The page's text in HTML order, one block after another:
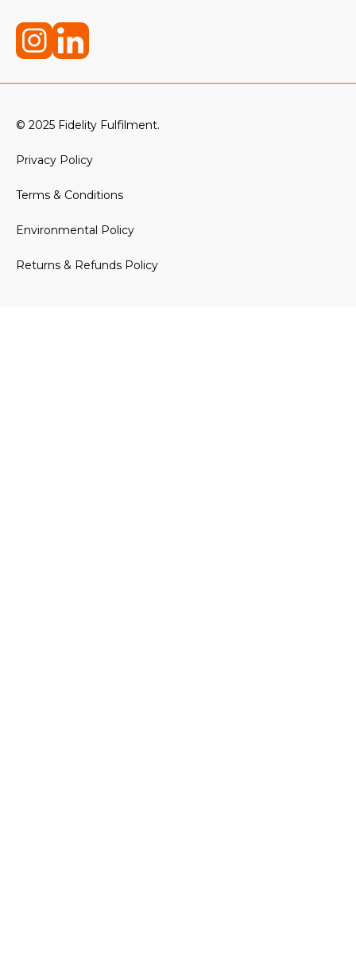
© 2025 Fidelity Fulfilment.
Privacy Policy
Terms & Conditions
Environmental Policy
Returns & Refunds Policy